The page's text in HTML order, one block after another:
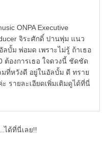
ONPA Executive
จิระศักดิ์ ปานพุ่ม แนว
ลบั้ม พ่อมด เพราะไม่รู้ ถ้าเธอ
ต้องการเธอ ใจดวงนี้ ชัดชัด
ที่หวังดี อยู่ในอัลบั้ม ดี ทราย
รายละเอียดเพิ่มเติมดูได้ที่นี่
ได้ที่นี่เลย!!